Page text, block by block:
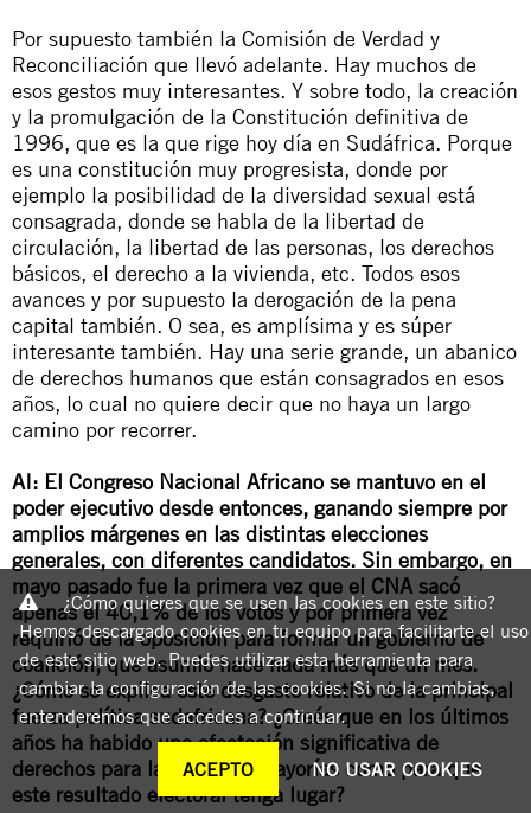
Por supuesto también la Comisión de Verdad y
Reconciliación que llevó adelante. Hay muchos de
esos gestos muy interesantes. Y sobre todo, la creación
y la promulgación de la Constitución definitiva de
1996, que es la que rige hoy día en Sudáfrica. Porque
es una constitución muy progresista, donde por
ejemplo la posibilidad de la diversidad sexual está
consagrada, donde se habla de la libertad de
circulación, la libertad de las personas, los derechos
básicos, el derecho a la vivienda, etc. Todos esos
avances y por supuesto la derogación de la pena
capital también. O sea, es amplísima y es súper
interesante también. Hay una serie grande, un abanico
de derechos humanos que están consagrados en esos
años, lo cual no quiere decir que no haya un largo
camino por recorrer.
AI: El Congreso Nacional Africano se mantuvo en el
poder ejecutivo desde entonces, ganando siempre por
amplios márgenes en las distintas elecciones
generales, con diferentes candidatos. Sin embargo, en
mayo pasado fue la primera vez que el CNA sacó
apenas el 40,1% de los votos y por primera vez
requirió de la oposición para formar un gobierno de
coalición, que asumió hace nada más que un mes.
¿Cómo se explica este desgaste relativo de la principal
fuerza política sudafricana? ¿Creés que en los últimos
años ha habido una afectación significativa de
derechos para las grandes mayorías como para que
este resultado electoral tenga lugar?
¿Cómo quieres que se usen las cookies en este sitio?
Hemos descargado cookies en tu equipo para facilitarte el uso
de este sitio web. Puedes utilizar esta herramienta para
cambiar la configuración de las cookies. Si no la cambias,
entenderemos que accedes a continuar.
ACEPTO NO USAR COOKIES